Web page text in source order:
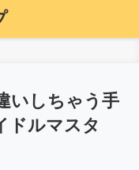
いしちゃう手
ドルマスタ